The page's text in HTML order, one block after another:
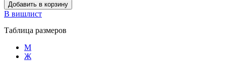
Добавить в корзину
В вишлист
Таблица размеров
М
Ж